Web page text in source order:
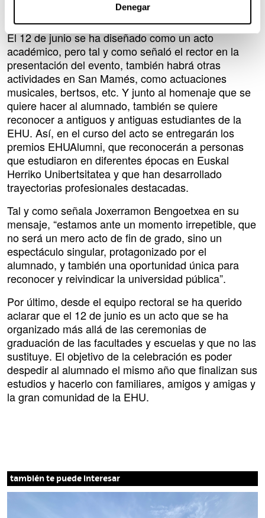
Denegar
todas las entradas costarán 19,95 euros.
El 12 de junio se ha diseñado como un acto
académico, pero tal y como señaló el rector en la
presentación del evento, también habrá otras
actividades en San Mamés, como actuaciones
musicales, bertsos, etc. Y junto al homenaje que se
quiere hacer al alumnado, también se quiere
reconocer a antiguos y antiguas estudiantes de la
EHU. Así, en el curso del acto se entregarán los
premios EHUAlumni, que reconocerán a personas
que estudiaron en diferentes épocas en Euskal
Herriko Unibertsitatea y que han desarrollado
trayectorias profesionales destacadas.
Tal y como señala Joxerramon Bengoetxea en su
mensaje, “estamos ante un momento irrepetible, que
no será un mero acto de fin de grado, sino un
espectáculo singular, protagonizado por el
alumnado, y también una oportunidad única para
reconocer y reivindicar la universidad pública”.
Por último, desde el equipo rectoral se ha querido
aclarar que el 12 de junio es un acto que se ha
organizado más allá de las ceremonias de
graduación de las facultades y escuelas y que no las
sustituye. El objetivo de la celebración es poder
despedir al alumnado el mismo año que finalizan sus
estudios y hacerlo con familiares, amigos y amigas y
la gran comunidad de la EHU.
también te puede interesar